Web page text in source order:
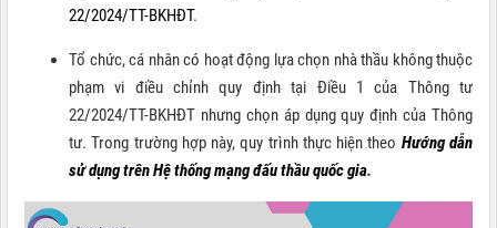
22/2024/TT-BKHĐT.
Tổ chức, cá nhân có hoạt động lựa chọn nhà thầu không thuộc
phạm vi điều chỉnh quy định tại Điều 1 của Thông tư
22/2024/TT-BKHĐT nhưng chọn áp dụng quy định của Thông
tư. Trong trường hợp này, quy trình thực hiện theo Hướng dẫn
sử dụng trên Hệ thống mạng đấu thầu quốc gia.